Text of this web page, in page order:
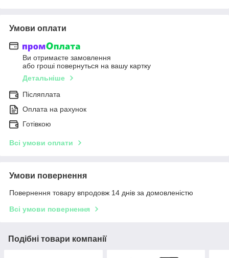
Умови оплати
Ви отримаєте замовлення
або гроші повернуться на вашу картку
Детальніше
Післяплата
Оплата на рахунок
Готівкою
Всі умови оплати
Умови повернення
Повернення товару впродовж 14 днів за домовленістю
Всі умови повернення
Подібні товари компанії